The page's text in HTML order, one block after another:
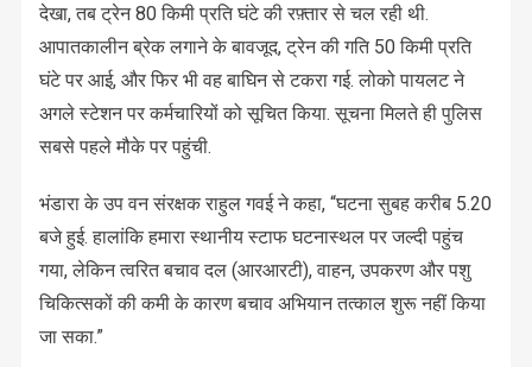
देखा, तब ट्रेन 80 किमी प्रति घंटे की रफ़्तार से चल रही थी.
आपातकालीन ब्रेक लगाने के बावजूद, ट्रेन की गति 50 किमी प्रति
घंटे पर आई, और फिर भी वह बाघिन से टकरा गई. लोको पायलट ने
अगले स्टेशन पर कर्मचारियों को सूचित किया. सूचना मिलते ही पुलिस
सबसे पहले मौके पर पहुंची.
भंडारा के उप वन संरक्षक राहुल गवई ने कहा, “घटना सुबह करीब 5.20
बजे हुई. हालांकि हमारा स्थानीय स्टाफ घटनास्थल पर जल्दी पहुंच
गया, लेकिन त्वरित बचाव दल (आरआरटी), वाहन, उपकरण और पशु
चिकित्सकों की कमी के कारण बचाव अभियान तत्काल शुरू नहीं किया
जा सका.”